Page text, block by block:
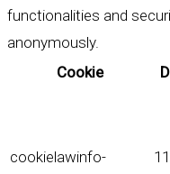
functionalities and
anonymously.
Cookie
cookielawinfo-
11